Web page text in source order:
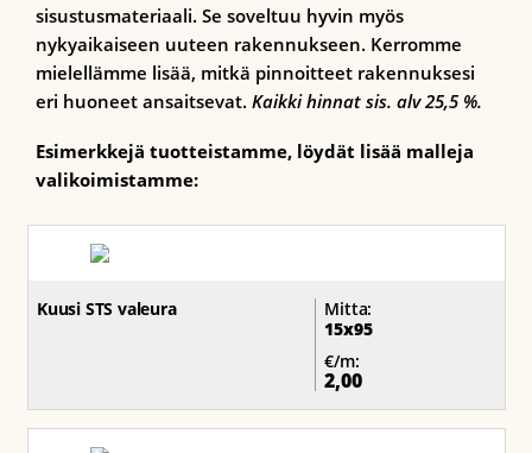
sisustusmateriaali. Se soveltuu hyvin myös
nykyaikaiseen uuteen rakennukseen. Kerromme
mielellämme lisää, mitkä pinnoitteet rakennuksesi
eri huoneet ansaitsevat. Kaikki hinnat sis. alv 25,5 %.
Esimerkkejä tuotteistamme, löydät lisää malleja
valikoimistamme:
Kuusi STS valeura
Mitta:
15x95
€/m:
2,00